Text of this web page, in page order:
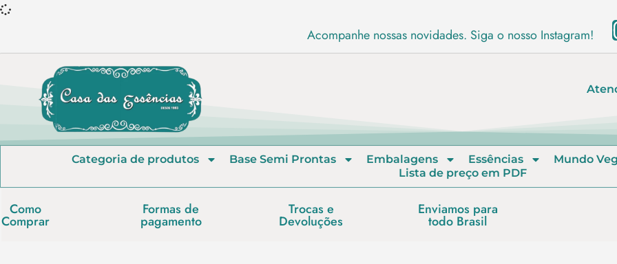
Acompanhe nossas novidades. Siga o nosso Instagram!
Categoria de produtos Base Semi Prontas Embalagens Essências Mundo
Lista de preço em PDF
Como
Comprar
Formas de
pagamento
Trocas e
Devoluções
Enviamos para
todo Brasil